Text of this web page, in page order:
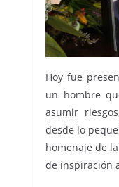
Hoy fue
un hombre
asumir
desde lo
homenaje de
de inspiración